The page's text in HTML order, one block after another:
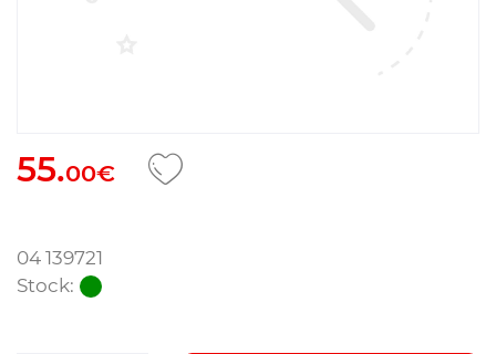
55.00€
04 139721
Stock: